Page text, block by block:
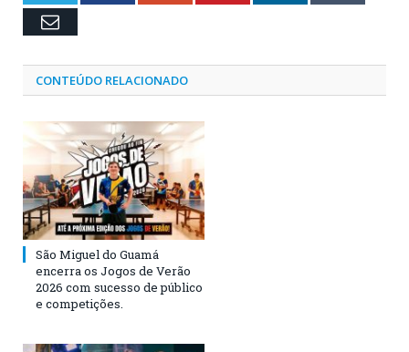
Email
CONTEÚDO RELACIONADO
São Miguel do Guamá
encerra os Jogos de Verão
2026 com sucesso de público
e competições.